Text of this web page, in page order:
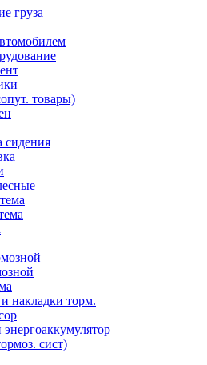
груза
товары)
сидения
накладки торм.
сист)